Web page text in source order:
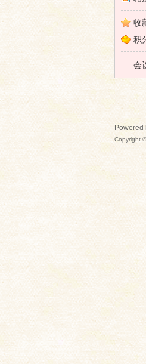
学
收
积
会
Powered
Copyright